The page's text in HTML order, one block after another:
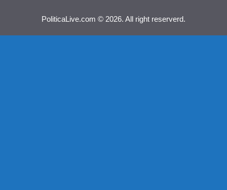
PoliticaLive.com © 2026. All right reserverd.